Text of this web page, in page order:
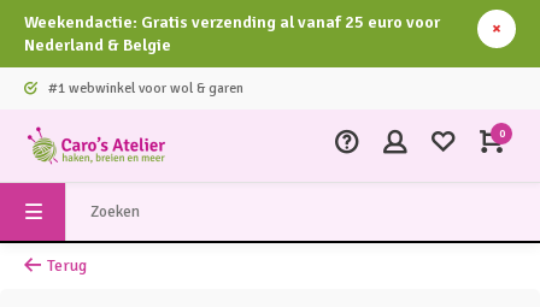
Weekendactie: Gratis verzending al vanaf 25 euro voor
Nederland & Belgie
#1 webwinkel voor wol & garen
0
Terug